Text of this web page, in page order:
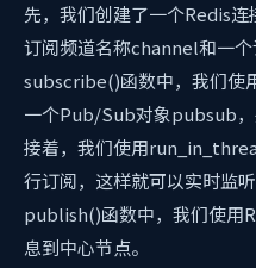
先，我们创建了一个Redis
订阅频道名称channel和一
subscribe()函数中，我们使
一个Pub/Sub对象pubsub，
接着，我们使用
行订阅，这样就可以实时监
publish()函数中，我们使用
息到中心节点。